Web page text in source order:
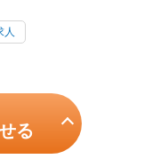
人
る